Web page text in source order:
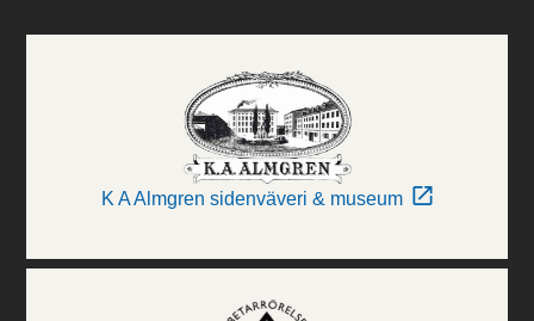
K A Almgren sidenväveri & museum